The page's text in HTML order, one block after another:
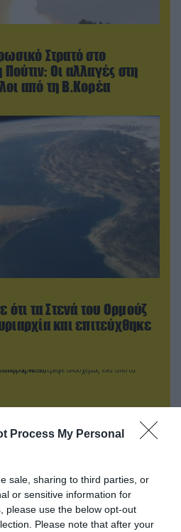
Process My Personal
sale, sharing to third parties, or
or sensitive information for
please use the below opt-out
Please note that after your
Στρατό στο
Οι αλλαγές στη
από τη Β.Κορέα
τα Στενά του Ορμούζ
και επιτεύχθηκε